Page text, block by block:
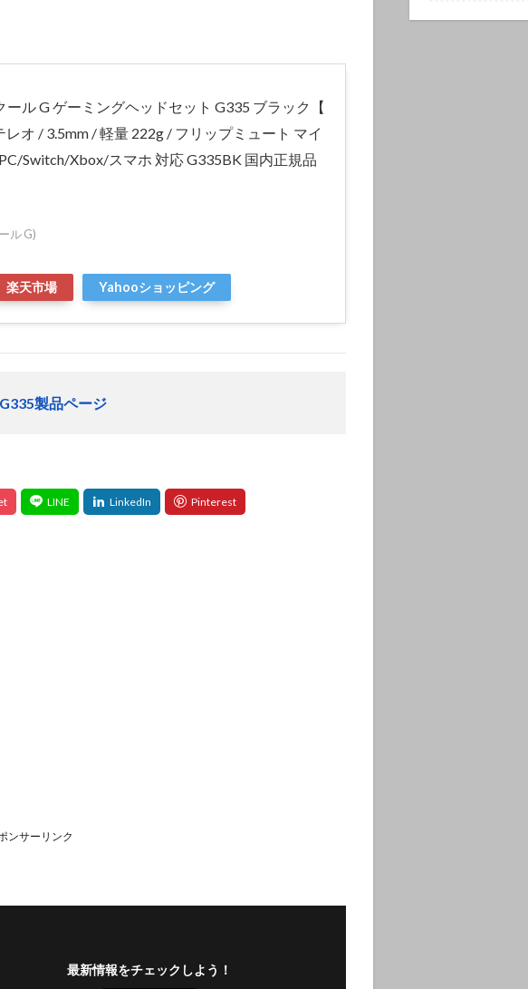
ール G ゲーミングヘッドセット G335 ブラック【
レオ / 3.5mm / 軽量 222g / フリップミュート マイ
PC/Switch/Xbox/スマホ 対応 G335BK 国内正規品
ル G)
楽天市場 Yahooショッピング
製品ページ
ンサーリンク
最新情報をチェックしよう！